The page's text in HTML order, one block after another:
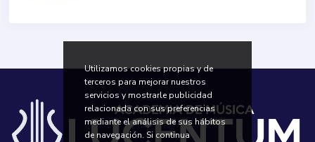
Utilizamos cookies propias y de
terceros para mejorar nuestros
servicios y mostrarle publicidad
relacionada con sus preferencias
mediante el análisis de sus hábitos
de navegación. Si continua